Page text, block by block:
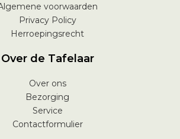
voorwaarden
Privacy Policy
Herroepingsrecht
Over de Tafelaar
Over ons
Bezorging
Service
Contactformulier